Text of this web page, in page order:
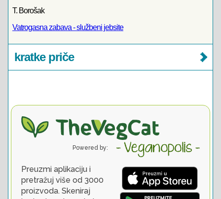
T. Borošak
Vatrogasna zabava - službeni jebsite
kratke priče